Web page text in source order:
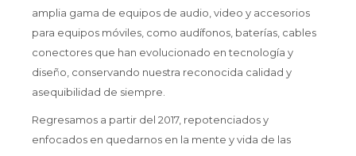
amplia gama de equipos de audio, video y accesorios
para equipos móviles, como audífonos, baterías, cables
conectores que han evolucionado en tecnología y
diseño, conservando nuestra reconocida calidad y
asequibilidad de siempre.
Regresamos a partir del 2017, repotenciados y
enfocados en quedarnos en la mente y vida de las